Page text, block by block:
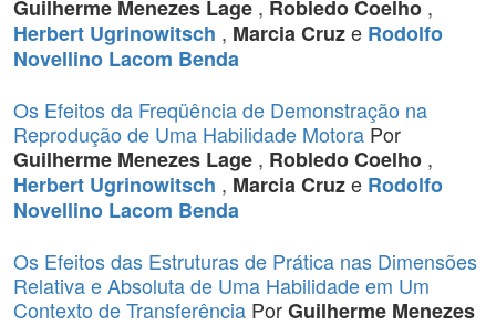
Guilherme Menezes Lage , Robledo Coelho ,
Herbert Ugrinowitsch , Marcia Cruze Rodolfo
Novellino Lacom Benda
Os Efeitos da Freqüência de Demonstração na
Reprodução de Uma Habilidade Motora Por
Guilherme Menezes Lage , Robledo Coelho ,
Herbert Ugrinowitsch , Marcia Cruze Rodolfo
Novellino Lacom Benda
Os Efeitos das Estruturas de Prática nas Dimensões
Relativa e Absoluta de Uma Habilidade em Um
Contexto de Transferência PorGuilherme Menezes